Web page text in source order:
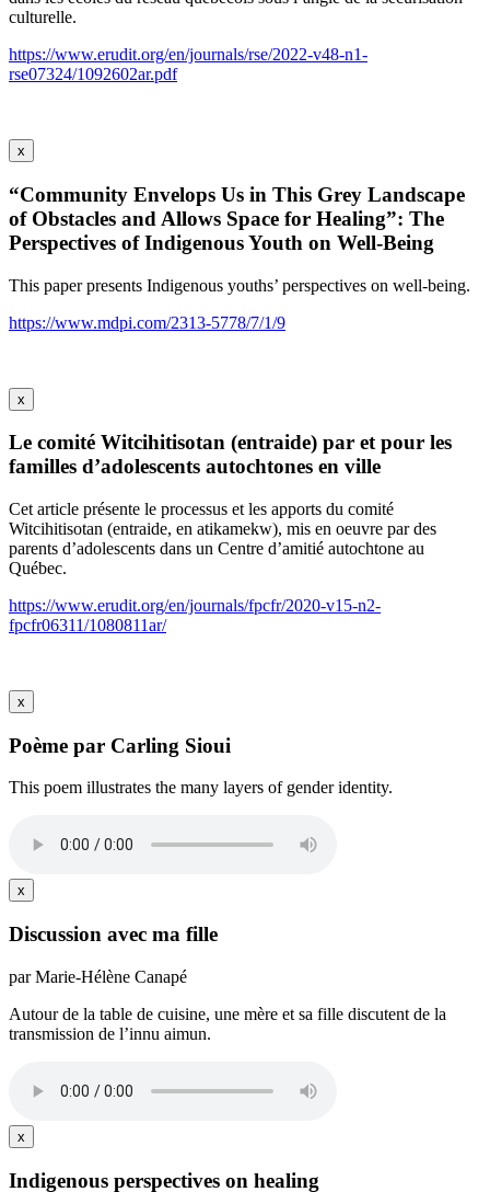
culturelle.
https://www.erudit.org/en/journals/rse/2022-v48-n1-
rse07324/1092602ar.pdf
x
“Community Envelops Us in This Grey Landscape
of Obstacles and Allows Space for Healing”: The
Perspectives of Indigenous Youth on Well-Being
This paper presents Indigenous youths’ perspectives on well-being.
https://www.mdpi.com/2313-5778/7/1/9
x
Le comité Witcihitisotan (entraide) par et pour les
familles d’adolescents autochtones en ville
Cet article présente le processus et les apports du comité
Witcihitisotan (entraide, en atikamekw), mis en oeuvre par des
parents d’adolescents dans un Centre d’amitié autochtone au
Québec.
https://www.erudit.org/en/journals/fpcfr/2020-v15-n2-
fpcfr06311/1080811ar/
x
Poème par Carling Sioui
This poem illustrates the many layers of gender identity.
x
Discussion avec ma fille
par Marie-Hélène Canapé
Autour de la table de cuisine, une mère et sa fille discutent de la
transmission de l’innu aimun.
x
Indigenous perspectives on healing